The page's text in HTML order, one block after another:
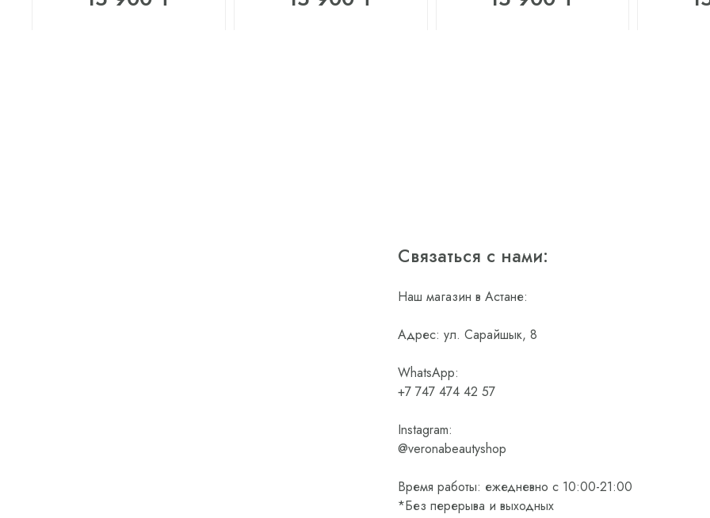
Связаться с нами:
Наш магазин в Астане:
Адрес: ул. Сарайшык, 8
WhatsApp:
+7 747 474 42 57
Instagram:
@veronabeautyshop
Время работы: ежедневно с 10:00-21:00
*Без перерыва и выходных